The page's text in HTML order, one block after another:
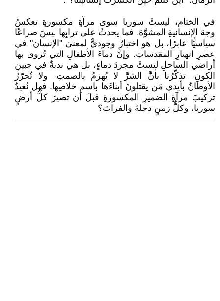
في الختام، ليستْ سوريا سوى مرآةٍ مكسورةٍ تعكسُ
وجهَ الإنسانيةِ المشوَّهَ. فما يحدثُ على ترابِها ليسَ صراعًا
سياسيًّا عابرًا، بل هو اختبارٌ وجوديٌّ لمعنىَ "الإنسان" في
عصرِ انهيارِ المقدساتِ. وإنَّ دماءَ الأطفالِ التي تُروى بها
أراضي الساحلِ ليستْ مجردَ دماءٍ، بل هي ندبةٌ في جبينِ
الكونِ، تذكّرُنا بأنَّ الشرَّ لا يُهزمُ بالصمتِ، ولا تُحرّرُ
الأوطانُ بأيدي مَن يقتلونَ أبناءَها باسمِ خلاصِها. فهل نُعيدُ
تركيبَ مرآةِ الضميرِ المكسورةِ قبلَ أن تصيرَ كلُّ أرضٍ
سوريا، وكلُّ زمنٍ دجلةَ والفراتَ؟